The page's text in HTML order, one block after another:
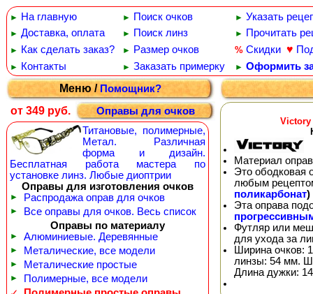
► На главную ► Поиск очков ► Указать
► Доставка, оплата ► Поиск линз ► Прочитать
► Как сделать заказ? ► Размер очков % Скидки ♥
► Контакты ► Заказать примерку ► Оформить
Меню /Помощник?
от 349 руб.
Оправы для очков
Титановые, полимерные,
Метал. Различная
форма и дизайн.
Бесплатная работа мастера по
установке линз. Любые диоптрии
Оправы для изготовления очков
► Распродажа оправ для очков
►
Все оправы для очков. Весь список
Оправы по материалу
► Алюминиевые. Деревянные
► Металические, все модели
► Металические простые
►
Полимерные, все модели
Victory
Материал
Это ободковая
любым
поликарбонат)
Эта оправа
Футляр или
для ухода за
Ширина очков:
линзы: 54 мм.
Длина дужки: